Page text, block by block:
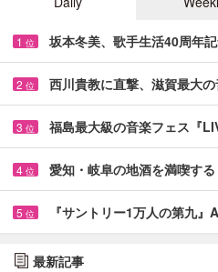
1 位 坂本冬美、歌手生活40周年
2 位 西川貴教に直撃、滋賀最大
3 位 福島最大級の音楽フェス『
4 位 愛知・岐阜の地酒を満喫す
5 位 『サントリー1万人の第九
最新記事